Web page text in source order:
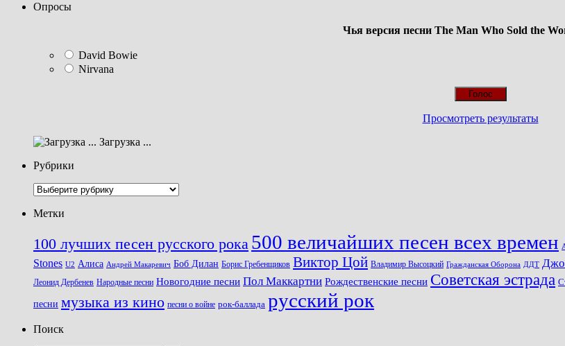
Опросы
Чья версия песни The Man Who Sold the
David Bowie
Nirvana
Просмотреть результаты
Загрузка ...
Рубрики
Рубрики
Метки
100 лучших песен русского рока 500 величайших песен всех времен
Stones U2 Алиса Андрей Макаревич Боб Дилан Борис Гребенщиков Виктор Цой Владимир Высоцкий Гражданская Оборона ДДТ
Леонид Дербенев Народные песни Новогодние песни Пол Маккартни Рождественские песни Советская эстрада
песни музыка из кино песни о войне рок-баллада русский рок
Поиск